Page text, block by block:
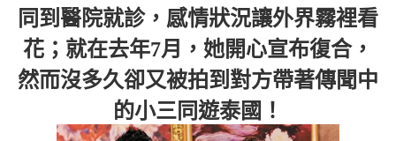
同到醫院就診，感情狀況讓外界霧裡看
花；就在去年7月，她開心宣布復合，
然而沒多久卻又被拍到對方帶著傳聞中
的小三同遊泰國！